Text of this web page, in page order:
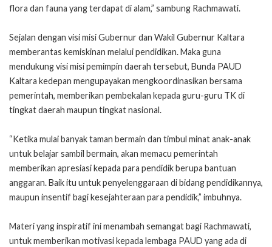
flora dan fauna yang terdapat di alam,” sambung Rachmawati.
Sejalan dengan visi misi Gubernur dan Wakil Gubernur Kaltara
memberantas kemiskinan melalui pendidikan. Maka guna
mendukung visi misi pemimpin daerah tersebut, Bunda PAUD
Kaltara kedepan mengupayakan mengkoordinasikan bersama
pemerintah, memberikan pembekalan kepada guru-guru TK di
tingkat daerah maupun tingkat nasional.
“Ketika mulai banyak taman bermain dan timbul minat anak-anak
untuk belajar sambil bermain, akan memacu pemerintah
memberikan apresiasi kepada para pendidik berupa bantuan
anggaran. Baik itu untuk penyelenggaraan di bidang pendidikannya,
maupun insentif bagi kesejahteraan para pendidik,” imbuhnya.
Materi yang inspiratif ini menambah semangat bagi Rachmawati,
untuk memberikan motivasi kepada lembaga PAUD yang ada di